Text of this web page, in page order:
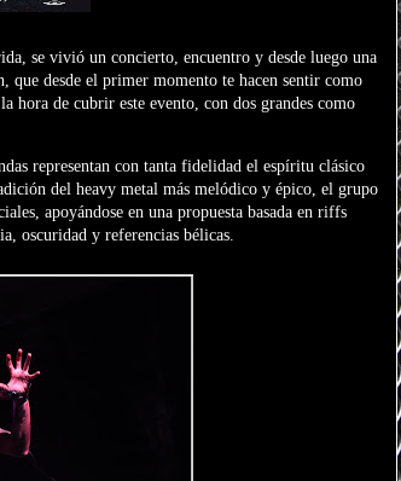
se vivió un concierto, encuentro y desde luego una
que desde el primer momento te hacen sentir como
hora de cubrir este evento, con dos grandes como
representan con tanta fidelidad el espíritu clásico
del heavy metal más melódico y épico, el grupo
apoyándose en una propuesta basada en riffs
oscuridad y referencias bélicas.